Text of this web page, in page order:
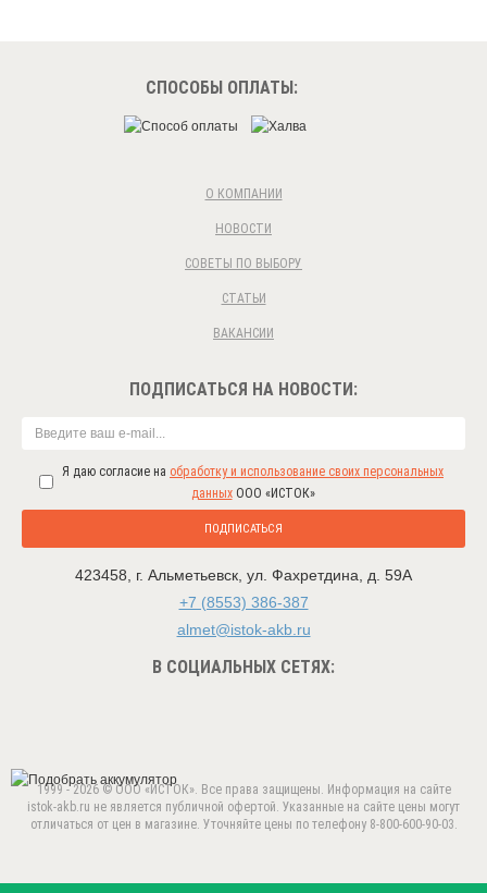
СПОСОБЫ ОПЛАТЫ:
О КОМПАНИИ
НОВОСТИ
СОВЕТЫ ПО ВЫБОРУ
СТАТЬИ
ВАКАНСИИ
ПОДПИСАТЬСЯ НА НОВОСТИ:
Я даю согласие на обработку и использование своих персональных
данныхООО «ИСТОК»
ПОДПИСАТЬСЯ
423458 г. Альметьевск ул. Фахретдина, д. 59А
+7 (8553) 386-387
almet@istok-akb.ru
В СОЦИАЛЬНЫХ СЕТЯХ:
1999 - 2026 © ООО «ИСТОК». Все права защищены. Информация на сайте
istok-akb.ru не является публичной офертой. Указанные на сайте цены могут
отличаться от цен в магазине. Уточняйте цены по телефону 8-800-600-90-03.